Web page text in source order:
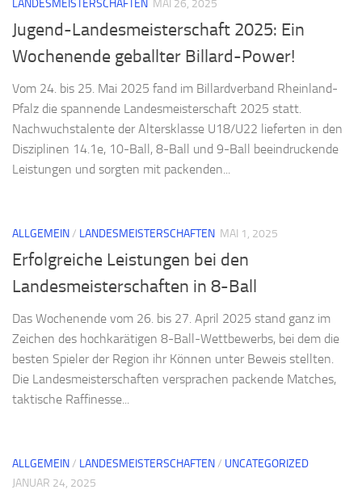
LANDESMEISTERSCHAFTEN MAI 26, 2025
Jugend-Landesmeisterschaft 2025: Ein
Wochenende geballter Billard-Power!
Vom 24. bis 25. Mai 2025 fand im Billardverband Rheinland-
Pfalz die spannende Landesmeisterschaft 2025 statt.
Nachwuchstalente der Altersklasse U18/U22 lieferten in den
Disziplinen 14.1e, 10-Ball, 8-Ball und 9-Ball beeindruckende
Leistungen und sorgten mit packenden...
ALLGEMEIN/ LANDESMEISTERSCHAFTEN MAI 1, 2025
Erfolgreiche Leistungen bei den
Landesmeisterschaften in 8-Ball
Das Wochenende vom 26. bis 27. April 2025 stand ganz im
Zeichen des hochkarätigen 8-Ball-Wettbewerbs, bei dem die
besten Spieler der Region ihr Können unter Beweis stellten.
Die Landesmeisterschaften versprachen packende Matches,
taktische Raffinesse...
ALLGEMEIN/ LANDESMEISTERSCHAFTEN/ UNCATEGORIZED
JANUAR 24, 2025